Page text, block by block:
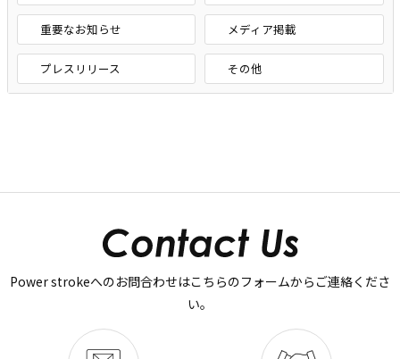
重要なお知らせ メディア掲載
プレスリリース その他
Power strokeへのお問合わせはこちらのフォームからご連絡くださ
い。